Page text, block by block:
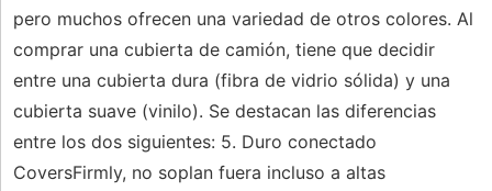
pero muchos ofrecen una variedad de otros colores. Al
comprar una cubierta de camión, tiene que decidir
entre una cubierta dura (fibra de vidrio sólida) y una
cubierta suave (vinilo). Se destacan las diferencias
entre los dos siguientes: 5. Duro conectado
CoversFirmly, no soplan fuera incluso a altas